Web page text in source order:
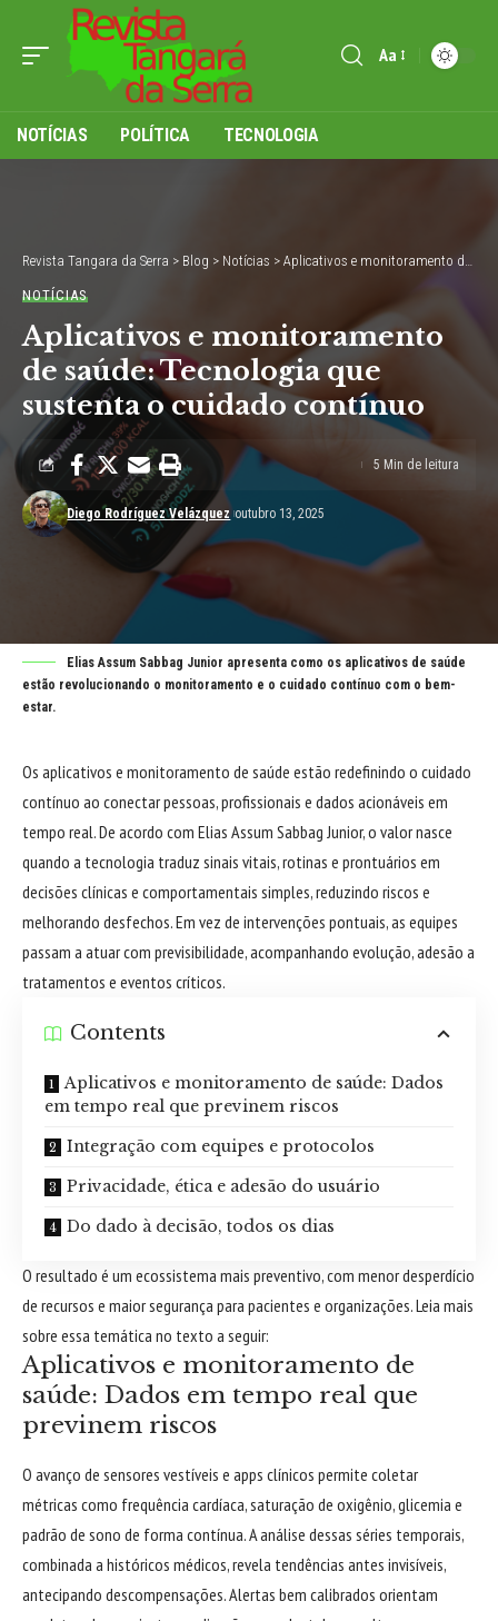
Font
Aa
NOTÍCIAS POLÍTICA TECNOLOGIA
Revista Tangara da Serra > Blog > Notícias > Aplicativos e monitoramento de saúde: Tecnologia que sustenta o cuidado contínuo
NOTÍCIAS
Aplicativos e monitoramento
de saúde: Tecnologia que
sustenta o cuidado contínuo
Diego Rodríguez Velázquez outubro 13, 2025
5 Min de leitura
Elias Assum Sabbag Junior apresenta como os aplicativos de saúde
estão revolucionando o monitoramento e o cuidado contínuo com o bem-
estar.
Os aplicativos e monitoramento de saúde estão redefinindo o cuidado
contínuo ao conectar pessoas, profissionais e dados acionáveis em
tempo real. De acordo com Elias Assum Sabbag Junior, o valor nasce
quando a tecnologia traduz sinais vitais, rotinas e prontuários em
decisões clínicas e comportamentais simples, reduzindo riscos e
melhorando desfechos. Em vez de intervenções pontuais, as equipes
passam a atuar com previsibilidade, acompanhando evolução, adesão a
tratamentos e eventos críticos.
Contents
Aplicativos e monitoramento de saúde: Dados
em tempo real que previnem riscos
Integração com equipes e protocolos
Privacidade, ética e adesão do usuário
Do dado à decisão, todos os dias
O resultado é um ecossistema mais preventivo, com menor desperdício
de recursos e maior segurança para pacientes e organizações. Leia mais
sobre essa temática no texto a seguir:
Aplicativos e monitoramento de
saúde: Dados em tempo real que
previnem riscos
O avanço de sensores vestíveis e apps clínicos permite coletar
métricas como frequência cardíaca, saturação de oxigênio, glicemia e
padrão de sono de forma contínua. A análise dessas séries temporais,
combinada a históricos médicos, revela tendências antes invisíveis,
antecipando descompensações. Alertas bem calibrados orientam